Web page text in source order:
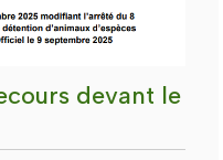
devant le